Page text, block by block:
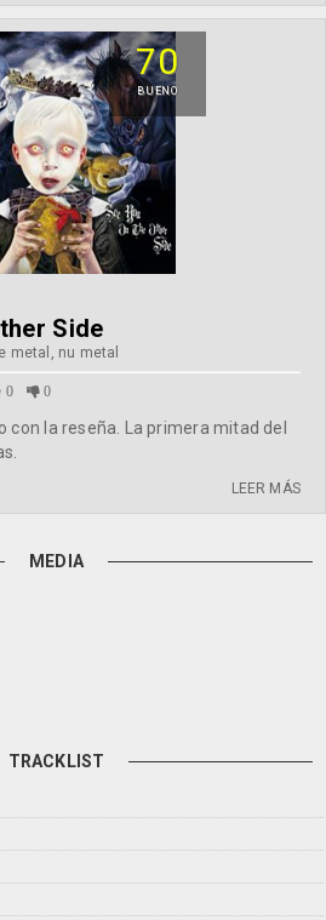
70
BUENO
Side
metal, nu metal
0 0
con la reseña. La primera mitad del
LEER MÁS
MEDIA
TRACKLIST